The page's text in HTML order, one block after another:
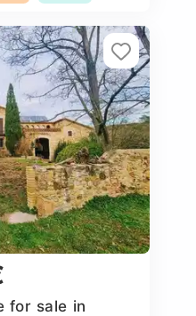
for sale in